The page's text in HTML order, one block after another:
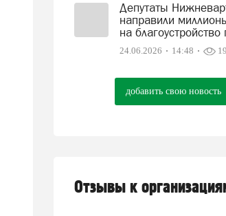
Депутаты
направили
на благоустройство
24.06.2026 14:48 19
добавить свою новость
Отзывы к